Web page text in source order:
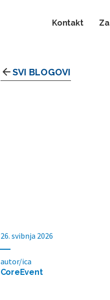
Kontakt
SVI BLOGOVI
26. svibnja 2026
autor/ica
CoreEvent